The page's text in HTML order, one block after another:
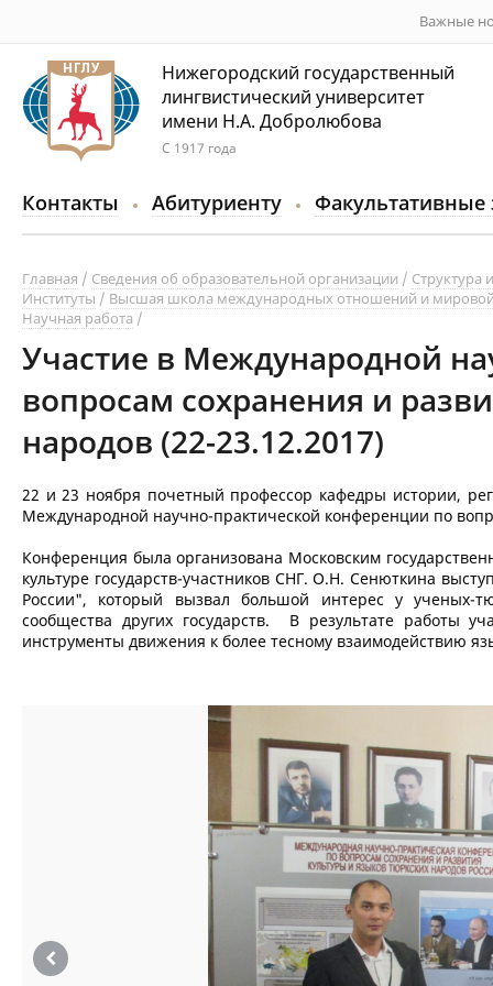
Важные
Нижегородский государственный
лингвистический университет
имени Н.А. Добролюбова
С 1917 года
Контакты Абитуриенту Факультативные
Главная Сведения об образовательной организации
Структура
Институты
Высшая школа международных отношений и
Научная работа
Участие в Международной
вопросам сохранения и
народов (22-23.12.2017)
22 и 23 ноября почетный профессор кафедры истории,
Международной научно-практической конференции по
Конференция была организована Московским
культуре государств-участников СНГ. О.Н. Сенюткина
России", который вызвал большой интерес у ученых-
сообщества других государств. В результате работы
инструменты движения к более тесному взаимодействию